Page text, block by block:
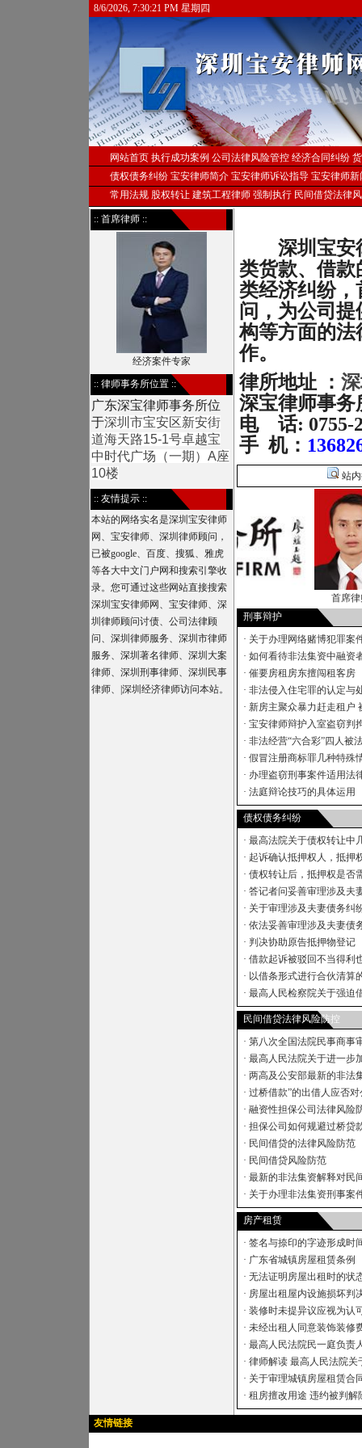
8/6/2026, 7:30:21 PM 星期四
网站首页 执行成功案例 公司法律风险管控 经济合同纠纷
债权债务纠纷 宝安律师简介 宝安律师诉讼指导 宝安律师新
常用法规 股权转让 建筑工程律师 强制执行 民间借贷法律
:: 首席律师 ::
经济案件专家
:: 律师事务所位置 ::
广东深宝律师事务所位
于深圳市宝安区新安街
道海天路15-1号卓越宝
中时代广场（一期）A座
10楼
:: 友情提示 ::
本站的网络实名是深圳宝安律师
网、宝安律师、深圳律师顾问，
已被google、百度、搜狐、雅虎
等各大中文门户网和搜索引擎收
录。您可通过这些网站直接搜索
深圳宝安律师网、宝安律师、深
圳律师顾问讨债、公司法律顾
问、深圳律师服务、深圳市律师
服务、深圳著名律师、深圳大案
律师、深圳刑事律师、深圳民事
律师、|深圳经济律师访问本站。
深圳宝安律
类货款、借
类经济纠纷，
问，为公司
构等方面的法
作。
律所地址 ：
深宝律师事务
电 话:
手 机：
站
首席律师
刑事辩护
· 关于办理网络赌博犯罪案
· 如何看待非法集资中融资
· 催要房租房东擅闯租客房
· 非法侵入住宅罪的认定与
· 新房主聚众暴力赶走租户
· 宝安律师辩护入室盗窃判
· 非法经营“六合彩”四人被
· 假冒注册商标罪几种特殊
· 办理盗窃刑事案件适用法
· 法庭辩论技巧的具体运用
债权债务纠纷
· 最高法院关于债权转让中
· 起诉确认抵押权人，抵押
· 债权转让后，抵押权是否
· 答记者问妥善审理涉及夫
· 关于审理涉及夫妻债务纠
· 依法妥善审理涉及夫妻债
· 判决协助原告抵押物登记
· 借款起诉被驳回不当得利
· 以借条形式进行合伙清算
· 最高人民检察院关于强迫
民间借贷法律风险防控
· 第八次全国法院民事商事
· 最高人民法院关于进一步
· 两高及公安部最新的非法
· 过桥借款”的出借人应否
· 融资性担保公司法律风险
· 担保公司如何规避过桥贷
· 民间借贷的法律风险防范
· 民间借贷风险防范
· 最新的非法集资解释对民
· 关于办理非法集资刑事案
房产租赁
· 签名与捺印的字迹形成时
· 广东省城镇房屋租赁条例
· 无法证明房屋出租时的状
· 房屋出租屋内设施损坏判
· 装修时未提异议应视为认
· 未经出租人同意装饰装修
· 最高人民法院民一庭负责
· 律师解读 最高人民法院关
· 关于审理城镇房屋租赁合
· 租房擅改用途 违约被判解
友情链接